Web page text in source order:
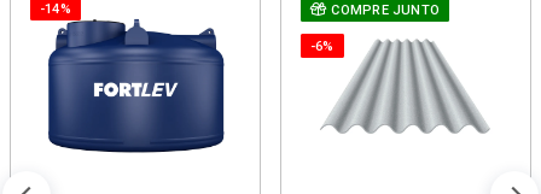
-14% COMPRE JUNTO
-6%